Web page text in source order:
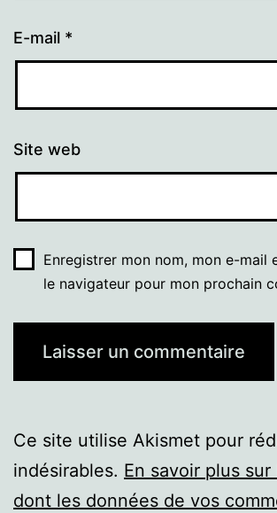
E-mail *
Site web
Enregistrer mon nom, mon e-mail
le navigateur pour mon prochain
Ce site utilise Akismet pour
indésirables. En savoir plus sur
dont les données de vos